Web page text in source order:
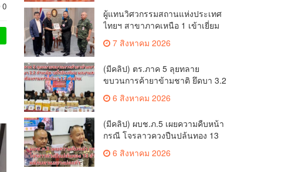
0
ผู้แทนวิศวกรรมสถานแห่งประเทศ
ไทยฯ สาขาภาคเหนือ 1 เข้าเยี่ยม
คำนับผู้บัญชาการมณฑลทหารบกที่
33 หารือการจัดการแข่งขันกอล์ฟ
7 สิงหาคม 2026
(มีคลิป) ตร.ภาค 5 ลุยทลาย
ขบวนการค้ายาข้ามชาติ ยึดบา 3.2
ล้านเม็ด-เฮโรอีนเพียบ ผลงาน
สะสม 10 เดือนรวบทรัพย์ทะลุ 1.5
6 สิงหาคม 2026
(มีคลิป) ผบช.ภ.5 เผยความคืบหน้า
กรณี โจรลาวควงปืนปล้นทอง 13
ล้าน หนีกบดานแขวงบ่อแก้ว
6 สิงหาคม 2026